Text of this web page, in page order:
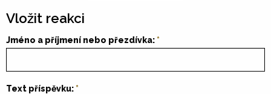
Vložit reakci
Jméno a příjmení nebo přezdívka:
Text příspěvku: